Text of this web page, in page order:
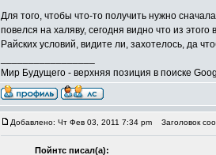
Для того, чтобы что-то получить нужно
повелся на халяву, сегодня видно что из
Райских условий, видите ли, захотелось, да
Мир Будущего - верхняя позиция в поиске
Добавлено: Чт Фев 03, 2011 7:34 pm Заголовок
Пойнтс писал(а):